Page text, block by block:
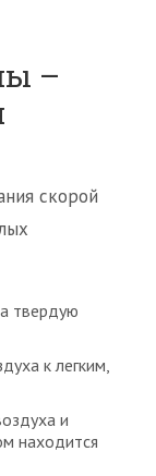
–
скорой
твердую
к легким,
и
находится